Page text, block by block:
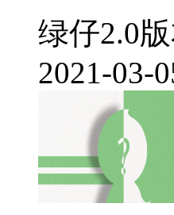
绿仔2.0
2021-03-